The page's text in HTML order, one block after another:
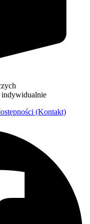
indywidualnie
(Kontakt)